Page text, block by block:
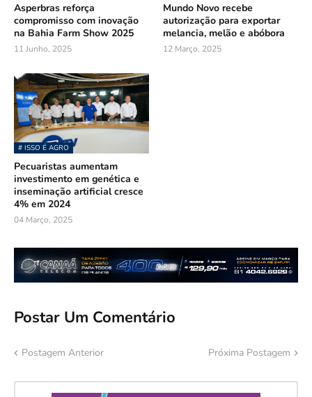
Asperbras reforça
compromisso com inovação
na Bahia Farm Show 2025
11 Junho, 2025
Mundo Novo recebe
autorização para exportar
melancia, melão e abóbora
12 Março, 2025
# ISSO É AGRO
Pecuaristas aumentam
investimento em genética e
inseminação artificial cresce
4% em 2024
04 Março, 2025
Postar Um Comentário
Postagem Anterior Próxima Postagem